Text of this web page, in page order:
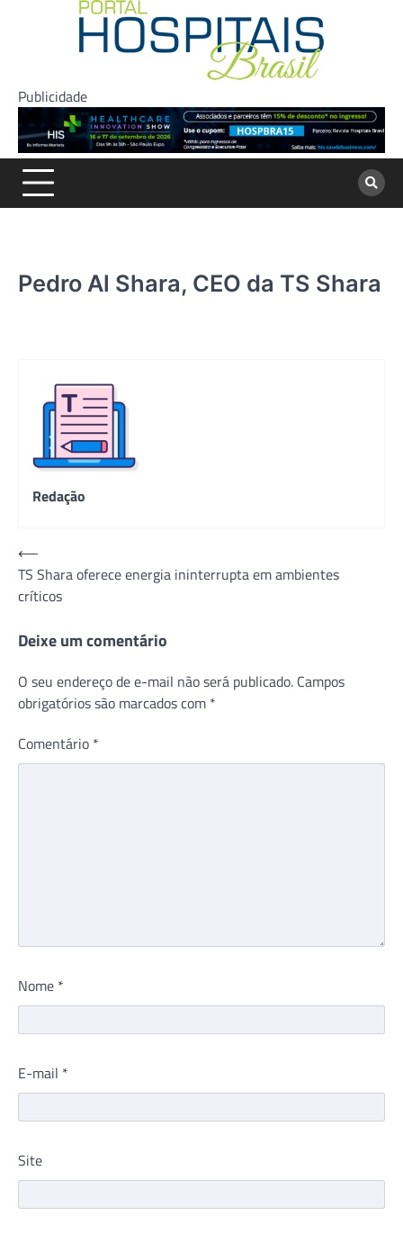
Publicidade
Pedro Al Shara, CEO da TS Shara
Redação
Navegação
de
Post
⟵
TS Shara oferece energia ininterrupta em ambientes
críticos
Deixe um comentário
O seu endereço de e-mail não será publicado. Campos
obrigatórios são marcados com *
Comentário *
Nome *
E-mail *
Site